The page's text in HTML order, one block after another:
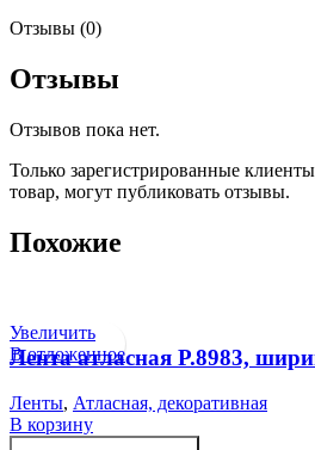
Отзывы (0)
Отзывы
Отзывов пока нет.
Только зарегистрированные
товар, могут публиковать отзывы.
Похожие
Увеличить
В отложенное
Лента атласная Р.8983,
Ленты, Атласная, декоративная
В корзину